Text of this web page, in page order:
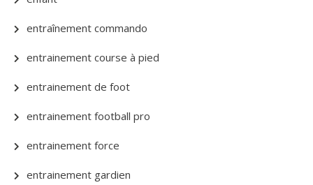
entraînement commando
entrainement course à pied
entrainement de foot
entrainement football pro
entrainement force
entrainement gardien